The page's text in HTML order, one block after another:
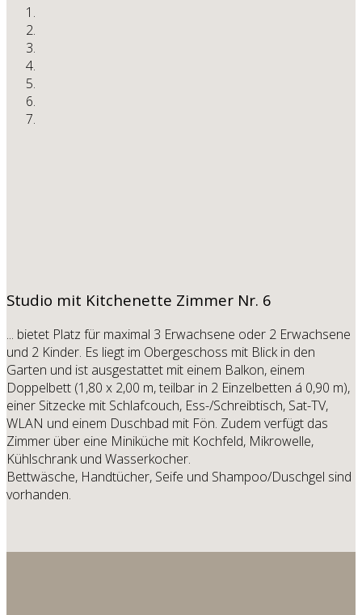
Studio mit Kitchenette Zimmer Nr. 6
... bietet Platz für maximal 3 Erwachsene oder 2 Erwachsene
und 2 Kinder. Es liegt im Obergeschoss mit Blick in den
Garten und ist ausgestattet mit einem Balkon, einem
Doppelbett (1,80 x 2,00 m, teilbar in 2 Einzelbetten á 0,90 m),
einer Sitzecke mit Schlafcouch, Ess-/Schreibtisch, Sat-TV,
WLAN und einem Duschbad mit Fön. Zudem verfügt das
Zimmer über eine Miniküche mit Kochfeld, Mikrowelle,
Kühlschrank und Wasserkocher.
Bettwäsche, Handtücher, Seife und Shampoo/Duschgel sind
vorhanden.